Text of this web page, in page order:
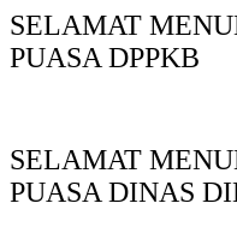
SELAMAT
PUASA DPPKB
SELAMAT
PUASA DINAS